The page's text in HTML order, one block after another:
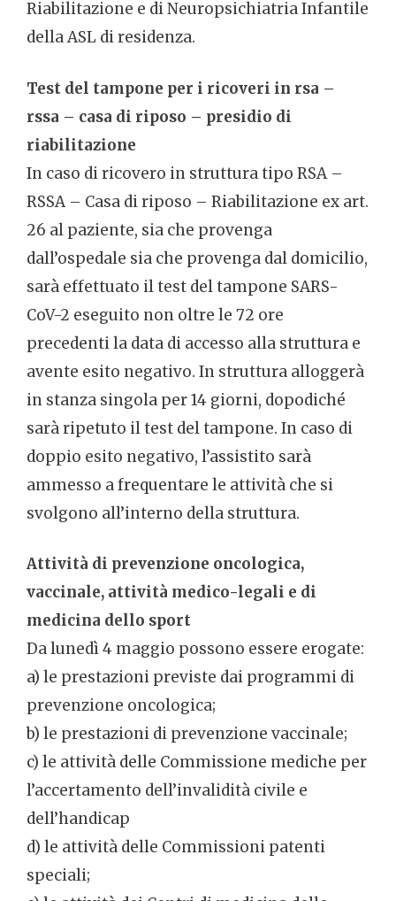
Riabilitazione e di Neuropsichiatria Infantile
della ASL di residenza.
Test del tampone per i ricoveri in rsa –
rssa – casa di riposo – presidio di
riabilitazione
In caso di ricovero in struttura tipo RSA –
RSSA – Casa di riposo – Riabilitazione ex art.
26 al paziente, sia che provenga
dall’ospedale sia che provenga dal domicilio,
sarà effettuato il test del tampone SARS-
CoV-2 eseguito non oltre le 72 ore
precedenti la data di accesso alla struttura e
avente esito negativo. In struttura alloggerà
in stanza singola per 14 giorni, dopodiché
sarà ripetuto il test del tampone. In caso di
doppio esito negativo, l’assistito sarà
ammesso a frequentare le attività che si
svolgono all’interno della struttura.
Attività di prevenzione oncologica,
vaccinale, attività medico-legali e di
medicina dello sport
Da lunedì 4 maggio possono essere erogate:
a) le prestazioni previste dai programmi di
prevenzione oncologica;
b) le prestazioni di prevenzione vaccinale;
c) le attività delle Commissione mediche per
l’accertamento dell’invalidità civile e
dell’handicap
d) le attività delle Commissioni patenti
speciali;